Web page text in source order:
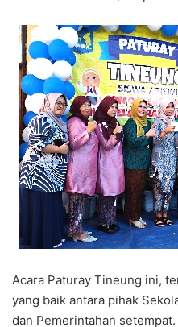
Acara Paturay Tineung ini,
yang baik antara pihak
dan Pemerintahan setempat.